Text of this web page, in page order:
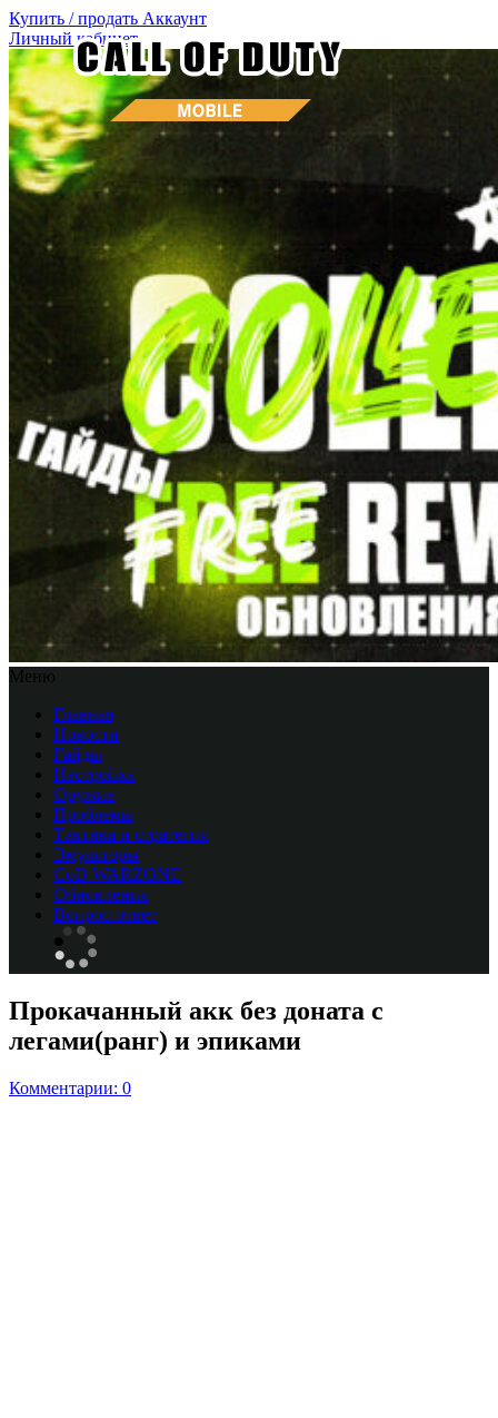
Купить / продать Аккаунт
Личный кабинет
Меню
Главная
Новости
Гайды
Настройка
Оружие
Проблемы
Тактика и стратегия
Эмуляторы
CоD WARZONE
Обновления
Вопрос-ответ
Прокачанный акк без доната с
легами(ранг) и эпиками
Комментарии: 0